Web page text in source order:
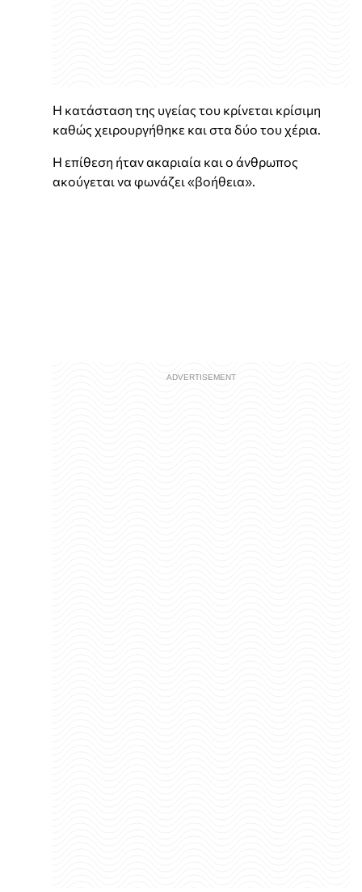
Η κατάσταση της υγείας του κρίνεται κρίσιμη
καθώς χειρουργήθηκε και στα δύο του χέρια.
Η επίθεση ήταν ακαριαία και ο άνθρωπος
ακούγεται να φωνάζει «βοήθεια».